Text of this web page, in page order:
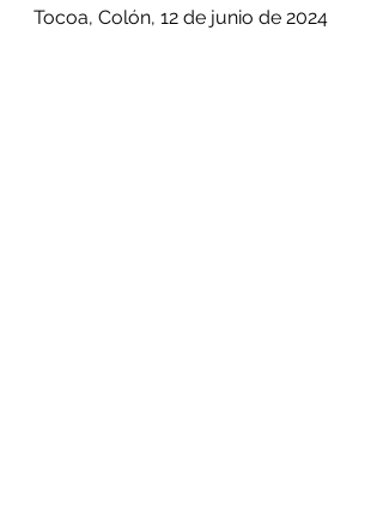
Tocoa, Colón, 12 de junio de 2024